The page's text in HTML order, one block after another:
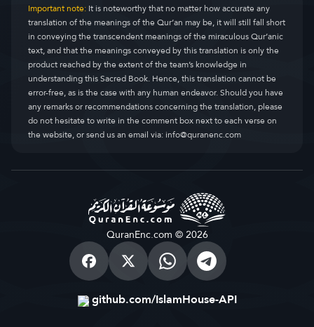
Important note:It is noteworthy that no matter how accurate any
translation of the meanings of the Qur’an may be, it will still fall short
in conveying the transcendent meanings of the miraculous Qur’anic
text, and that the meanings conveyed by this translation is only the
product reached by the extent of the team’s knowledge in
understanding this Sacred Book. Hence, this translation cannot be
error-free, as is the case with any human endeavor. Should you have
any remarks or recommendations concerning the translation, please
do not hesitate to write in the comment box next to each verse on
the website, or send us an email via:info@quranenc.com
QuranEnc.com © 2026
github.com/IslamHouse-API